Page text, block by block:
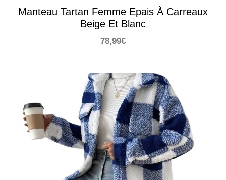
Manteau Tartan Femme Epais À Carreaux
Beige Et Blanc
78,99€